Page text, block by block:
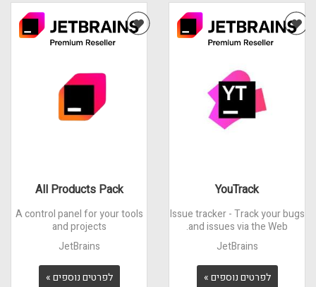
YouTrack
Issue tracker - Track your bugs
and issues via the Web.
JetBrains
לפרטים נוספים »
All Products Pack
A control panel for your tools
and projects
JetBrains
לפרטים נוספים »